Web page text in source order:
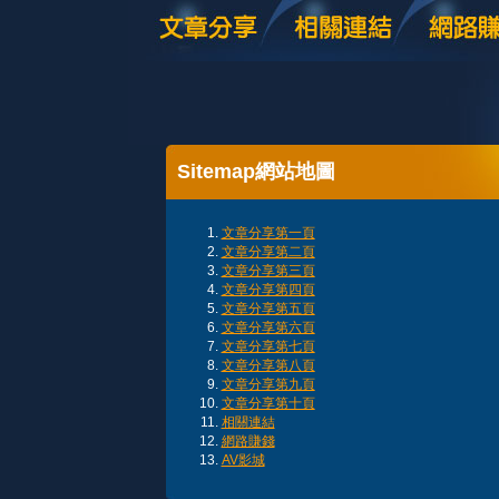
Sitemap網站地圖
文章分享第一頁
文章分享第二頁
文章分享第三頁
文章分享第四頁
文章分享第五頁
文章分享第六頁
文章分享第七頁
文章分享第八頁
文章分享第九頁
文章分享第十頁
相關連結
網路賺錢
AV影城